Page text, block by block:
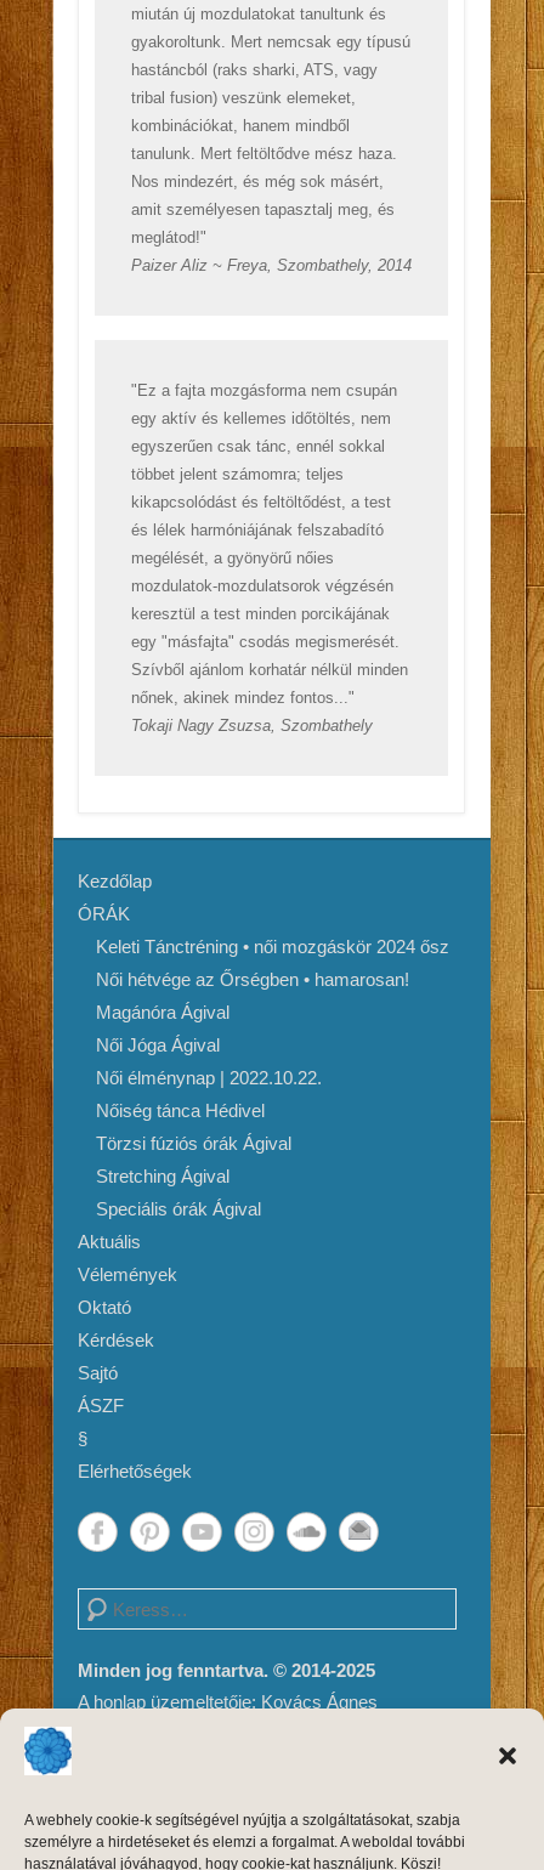
A webhely cookie-k segítségével nyújtja a szolgáltatásokat, szabja
személyre a hirdetéseket és elemzi a forgalmat. A weboldal további
használatával jóváhagyod, hogy cookie-kat használjunk. Köszi!
miután új mozdulatokat tanultunk és
gyakoroltunk. Mert nemcsak egy típusú
hastáncból (raks sharki, ATS, vagy
tribal fusion) veszünk elemeket,
kombinációkat, hanem mindből
tanulunk. Mert feltöltődve mész haza.
Nos mindezért, és még sok másért,
amit személyesen tapasztalj meg, és
meglátod!"
Paizer Aliz ~ Freya, Szombathely, 2014
"Ez a fajta mozgásforma nem csupán
egy aktív és kellemes időtöltés, nem
egyszerűen csak tánc, ennél sokkal
többet jelent számomra; teljes
kikapcsolódást és feltöltődést, a test
és lélek harmóniájának felszabadító
megélését, a gyönyörű nőies
mozdulatok-mozdulatsorok végzésén
keresztül a test minden porcikájának
egy "másfajta" csodás megismerését.
Szívből ajánlom korhatár nélkül minden
nőnek, akinek mindez fontos..."
Tokaji Nagy Zsuzsa, Szombathely
Kezdőlap
ÓRÁK
Keleti Tánctréning • női mozgáskör 2024 ősz
Női hétvége az Őrségben • hamarosan!
Magánóra Ágival
Női Jóga Ágival
Női élménynap | 2022.10.22.
Nőiség tánca Hédivel
Törzsi fúziós órák Ágival
Stretching Ágival
Speciális órák Ágival
Aktuális
Vélemények
Oktató
Kérdések
Sajtó
ÁSZF
§
Elérhetőségek
Search
Minden jog fenntartva. © 2014-2025
A honlap üzemeltetője: Kovács Ágnes
jogvédelem alatt áll, másolni, módosítani
kizárólag a szerző, Kovács Ágnes írásos